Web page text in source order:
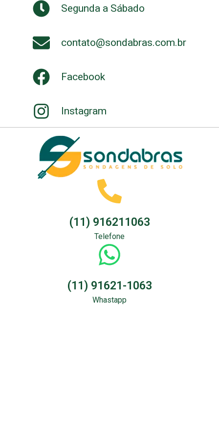
Segunda a Sábado
contato@sondabras.com.br
Facebook
Instagram
(11) 916211063
Telefone
(11) 91621-1063
Whastapp